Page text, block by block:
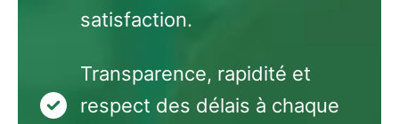
satisfaction.
Transparence, rapidité et
respect des délais à chaque